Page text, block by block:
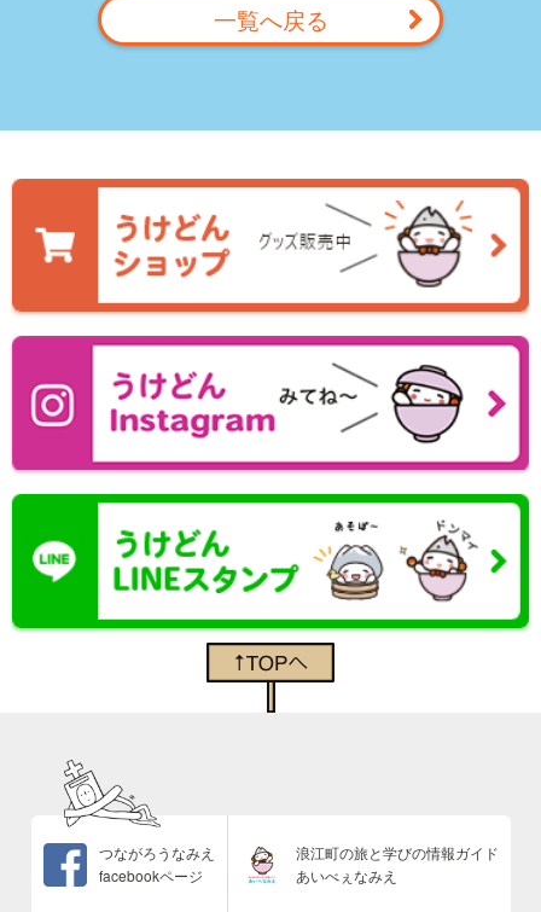
一覧へ戻る
つながろうなみえ
facebookページ
浪江町の旅と学びの情報ガイド
あいべぇなみえ